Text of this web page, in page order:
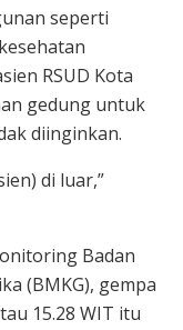
seperti
RSUD Kota
gedung untuk
diinginkan.
di luar,”
Badan
(BMKG), gempa
15.28 WIT itu